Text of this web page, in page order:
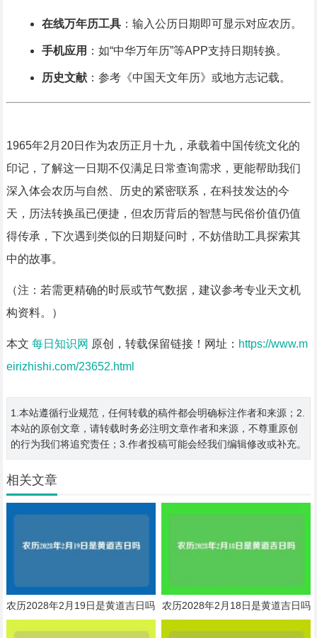
在线万年历工具：输入公历日期即可显示对应农历。
手机应用 ：如“中华万年历”等APP支持日期转换。
历史文献：参考《中国天文年历》或地方志记载。
1965年2月20日作为农历正月十九，承载着中国传统文化的
印记，了解这一日期不仅满足日常查询需求，更能帮助我们
深入体会农历与自然、历史的紧密联系，在科技发达的今
天，历法转换虽已便捷，但农历背后的智慧与民俗价值仍值
得传承，下次遇到类似的日期疑问时，不妨借助工具探索其
中的故事。
（注：若需更精确的时辰或节气数据，建议参考专业天文机
构资料。）
本文 每日知识网 原创，转载保留链接！网址： https://www.m
eirizhishi.com/23652.html
1.本站遵循行业规范，任何转载的稿件都会明确标注作者和来源；2.
本站的原创文章，请转载时务必注明文章作者和来源，不尊重原创
的行为我们将追究责任；3.作者投稿可能会经我们编辑修改或补充。
相关文章
农历2028年2月19日是黄道吉日吗 农历2028年2月18日是黄道吉日吗